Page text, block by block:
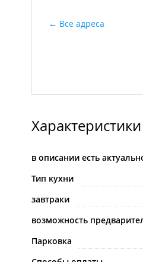
Все адреса
Характеристики
в описании есть
Тип кухни
завтраки
возможность
Парковка